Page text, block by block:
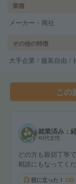
業種
メーカー・商社
その他の特徴
大手企業 / 服装自由 /
この
就業済み：
40代女性
どの方も親切丁寧
相談にもなってく
役に立った！ 132